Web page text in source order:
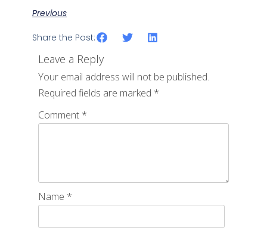
Previous
Share the Post:
Leave a Reply
Your email address will not be published.
Required fields are marked *
Comment *
Name *